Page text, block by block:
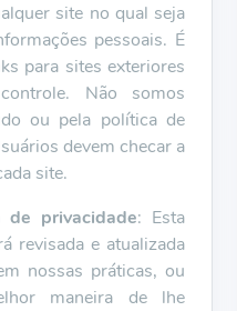
site no qual seja
pessoais. É
para sites exteriores
Não somos
ou pela política de
devem checar a
site.
de privacidade: Esta
revisada e atualizada
nossas práticas, ou
maneira de lhe